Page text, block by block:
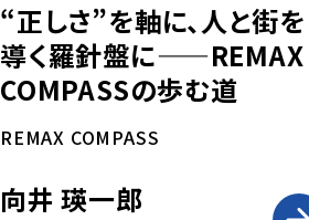
“正しさ”を軸に、人と街を
導く羅針盤に——REMAX
COMPASSの歩む道
REMAX COMPASS
向井 瑛一郎